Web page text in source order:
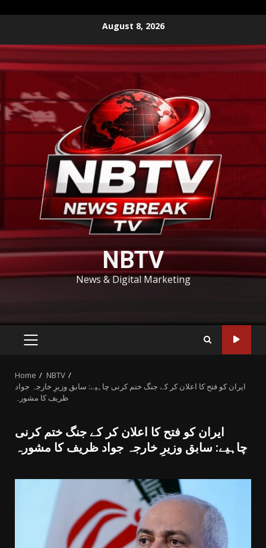
content
August 8, 2026
NBTV
News & Digital Marketing
PRIMARY
Home
NBTV
ایران کو فتح کا اعلان کر کے جنگ ختم کرنی چاہیے: سابق وزیرِ خارجہ جواد
ظریف کا مشورہ
ایران کو فتح کا اعلان کر کے جنگ ختم کرنی
چاہیے: سابق وزیرِ خارجہ جواد ظریف کا مشورہ